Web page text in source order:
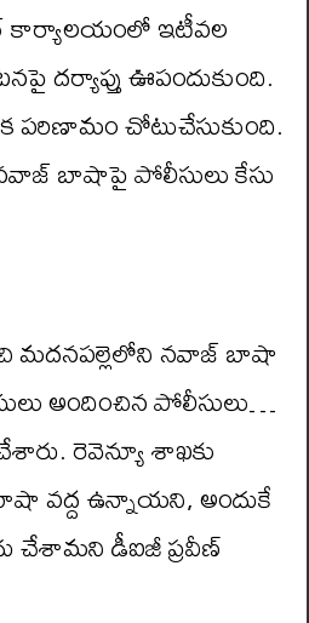
కార్యాలయంలో ఇటీవల
దర్యాప్తు ఊపందుకుంది.
పరిణామం చోటుచేసుకుంది.
బాషాపై పోలీసులు కేసు
మదనపల్లెలోని నవాజ్ బాషా
అందించిన పోలీసులు…
రెవెన్యూ శాఖకు
వద్ద ఉన్నాయని, అందుకే
చేశామని డీఐజీ ప్రవీణ్